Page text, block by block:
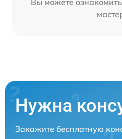
Нужна
Закажите бесплатную